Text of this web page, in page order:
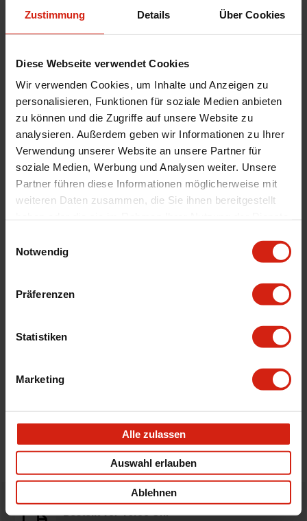
Zustimmung Details Über Cookies
Diese Webseite verwendet Cookies
Wir verwenden Cookies, um Inhalte und Anzeigen zu
personalisieren, Funktionen für soziale Medien anbieten
zu können und die Zugriffe auf unsere Website zu
analysieren. Außerdem geben wir Informationen zu Ihrer
Verwendung unserer Website an unsere Partner für
soziale Medien, Werbung und Analysen weiter. Unsere
Partner führen diese Informationen möglicherweise mit
weiteren Daten zusammen, die Sie ihnen bereitgestellt
Notwendig
Präferenzen
Statistiken
Marketing
Alle zulassen
Auswahl erlauben
Ablehnen
Product Line
Zeus
Felgenbreite
10J
Eindpresstiefe
ET20
Lochkreis
5x112
Menge
1 Stück
Farbe
Grau
Material
Winterfelg
Details
STELLE EINE FRAGE
Bestellt vor 16:00 Uhr